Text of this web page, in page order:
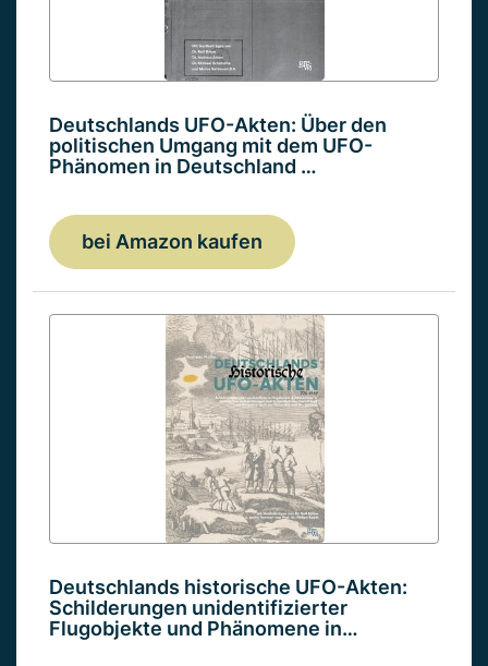
Deutschlands UFO-Akten: Über den
politischen Umgang mit dem UFO-
Phänomen in Deutschland …
bei Amazon kaufen
Deutschlands historische UFO-Akten:
Schilderungen unidentifizierter
Flugobjekte und Phänomene in…